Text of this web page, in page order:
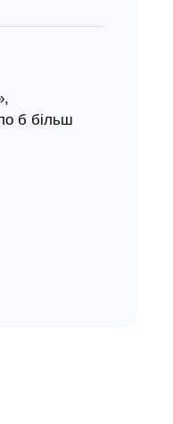
б більш